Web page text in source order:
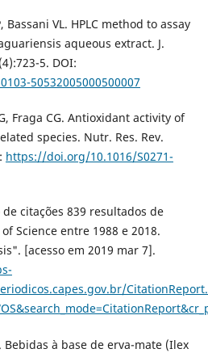
Bassani VL. HPLC method to assay
aqueous extract. J.
5. DOI:
50532005000500007
Fraga CG. Antioxidant activity of
species. Nutr. Res. Rev.
https://doi.org/10.1016/S0271-
citações 839 resultados de
Science entre 1988 e 2018.
[acesso em 2019 mar 7].
Bebidas à base de erva-mate (Ilex